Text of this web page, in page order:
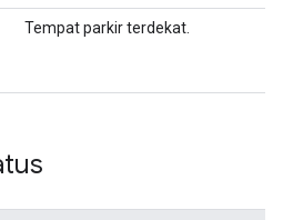
Tempat parkir terdekat.